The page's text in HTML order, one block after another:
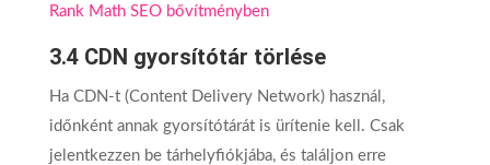
Rank Math SEO bővítményben
3.4 CDN gyorsítótár törlése
Ha CDN-t (Content Delivery Network) használ,
időnként annak gyorsítótárát is ürítenie kell. Csak
jelentkezzen be tárhelyfiókjába, és találjon erre